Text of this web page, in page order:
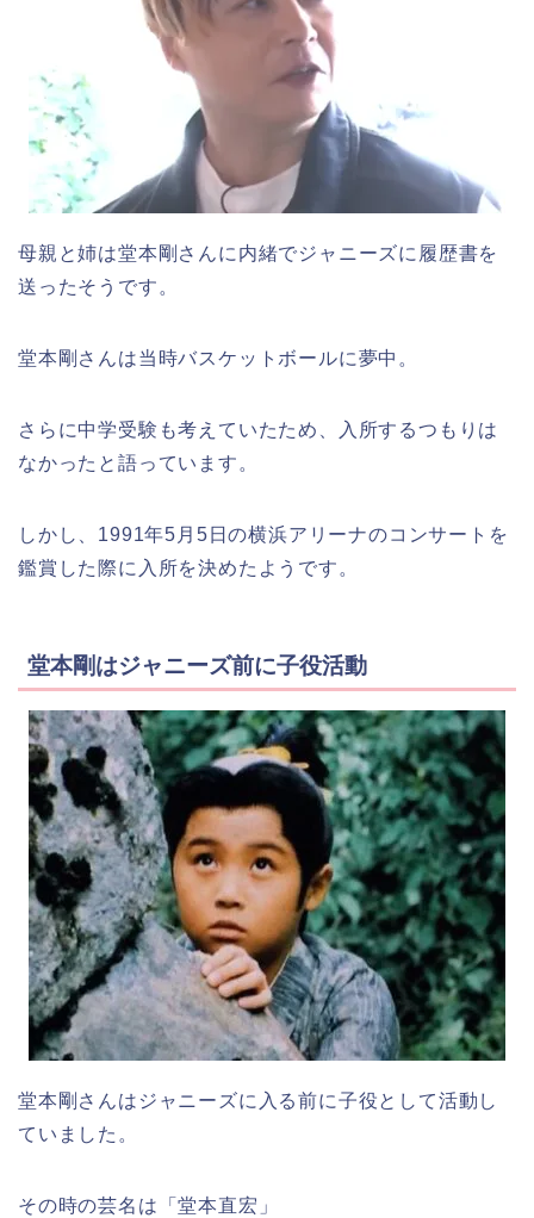
母親と姉は堂本剛さんに内緒でジャニーズに履歴書を
送ったそうです。
堂本剛さんは当時バスケットボールに夢中。
さらに中学受験も考えていたため、入所するつもりは
なかったと語っています。
しかし、1991年5月5日の横浜アリーナのコンサートを
鑑賞した際に入所を決めたようです。
堂本剛はジャニーズ前に子役活動
堂本剛さんはジャニーズに入る前に子役として活動し
ていました。
その時の芸名は「堂本直宏」